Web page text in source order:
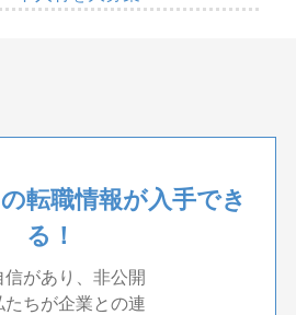
転職情報が入手でき
る！
があり、非公開
ちが企業との連